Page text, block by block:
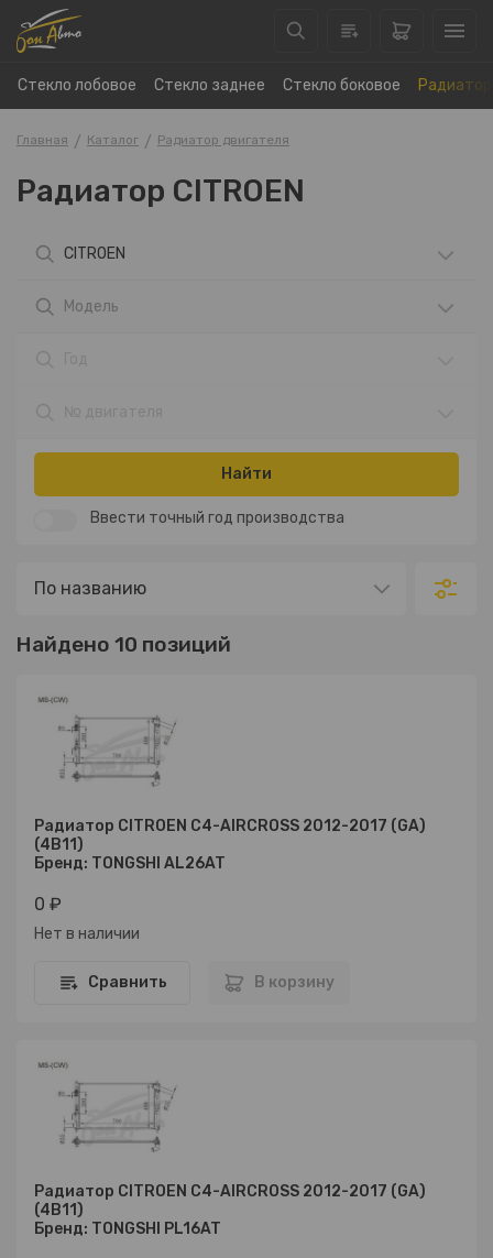
Стекло лобовое Стекло заднее Стекло боковое
Главная Каталог Радиатор двигателя
Радиатор CITROEN
CITROEN
Модель
Найти
Ввести точный год производства
Найдено 10 позиций
Радиатор CITROEN C4-AIRCROSS 2012-2017 (GA)
(4B11)
Бренд: TONGSHI AL26AT
0 ₽
Нет в наличии
Сравнить В корзину
Радиатор CITROEN C4-AIRCROSS 2012-2017 (GA)
(4B11)
Бренд: TONGSHI PL16AT